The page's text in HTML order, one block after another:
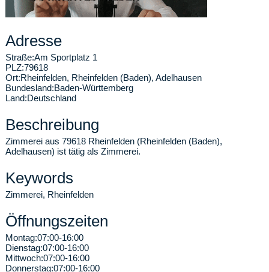
Adresse
Straße:Am Sportplatz 1
PLZ:79618
Ort:Rheinfelden, Rheinfelden (Baden), Adelhausen
Bundesland:Baden-Württemberg
Land:Deutschland
Beschreibung
Zimmerei aus 79618 Rheinfelden (Rheinfelden (Baden),
Adelhausen) ist tätig als Zimmerei.
Keywords
Zimmerei, Rheinfelden
Öffnungszeiten
Montag:07:00-16:00
Dienstag:07:00-16:00
Mittwoch:07:00-16:00
Donnerstag:07:00-16:00